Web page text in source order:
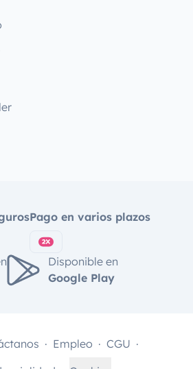
Pago en varios plazos
Disponible en
Google Play
Empleo
CGU